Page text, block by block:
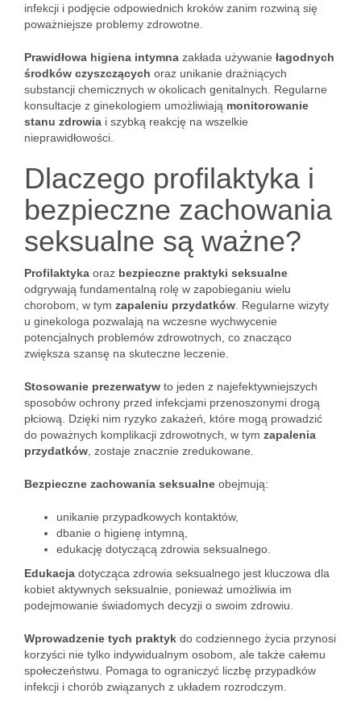
infekcji i podjęcie odpowiednich kroków zanim rozwiną się
poważniejsze problemy zdrowotne.
Prawidłowa higiena intymna zakłada używanie łagodnych
środków czyszczących oraz unikanie drażniących
substancji chemicznych w okolicach genitalnych. Regularne
konsultacje z ginekologiem umożliwiają monitorowanie
stanu zdrowia i szybką reakcję na wszelkie
nieprawidłowości.
Dlaczego profilaktyka i
bezpieczne zachowania
seksualne są ważne?
Profilaktyka oraz bezpieczne praktyki seksualne
odgrywają fundamentalną rolę w zapobieganiu wielu
chorobom, w tym zapaleniu przydatków . Regularne wizyty
u ginekologa pozwalają na wczesne wychwycenie
potencjalnych problemów zdrowotnych, co znacząco
zwiększa szansę na skuteczne leczenie.
Stosowanie prezerwatyw to jeden z najefektywniejszych
sposobów ochrony przed infekcjami przenoszonymi drogą
płciową. Dzięki nim ryzyko zakażeń, które mogą prowadzić
do poważnych komplikacji zdrowotnych, w tym zapalenia
przydatków , zostaje znacznie zredukowane.
Bezpieczne zachowania seksualne obejmują:
unikanie przypadkowych kontaktów,
dbanie o higienę intymną,
edukację dotyczącą zdrowia seksualnego.
Edukacja dotycząca zdrowia seksualnego jest kluczowa dla
kobiet aktywnych seksualnie, ponieważ umożliwia im
podejmowanie świadomych decyzji o swoim zdrowiu.
Wprowadzenie tych praktyk do codziennego życia przynosi
korzyści nie tylko indywidualnym osobom, ale także całemu
społeczeństwu. Pomaga to ograniczyć liczbę przypadków
infekcji i chorób związanych z układem rozrodczym.